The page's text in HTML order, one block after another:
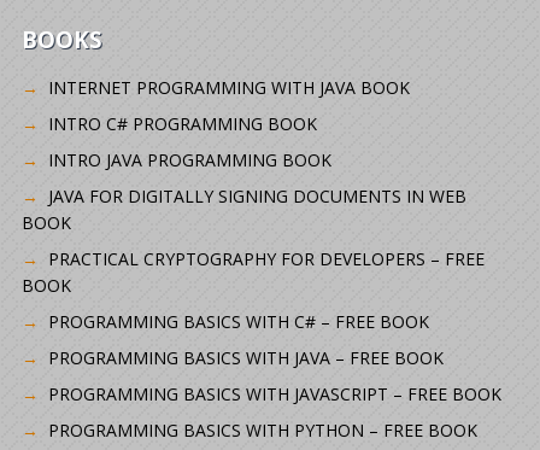
BOOKS
INTERNET PROGRAMMING WITH JAVA BOOK
INTRO C# PROGRAMMING BOOK
INTRO JAVA PROGRAMMING BOOK
JAVA FOR DIGITALLY SIGNING DOCUMENTS IN WEB
BOOK
PRACTICAL CRYPTOGRAPHY FOR DEVELOPERS – FREE
BOOK
PROGRAMMING BASICS WITH C# – FREE BOOK
PROGRAMMING BASICS WITH JAVA – FREE BOOK
PROGRAMMING BASICS WITH JAVASCRIPT – FREE BOOK
PROGRAMMING BASICS WITH PYTHON – FREE BOOK